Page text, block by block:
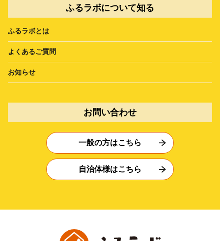
ふるラボについて知る
ふるラボとは
よくあるご質問
お知らせ
お問い合わせ
一般の方はこちら
自治体様はこちら